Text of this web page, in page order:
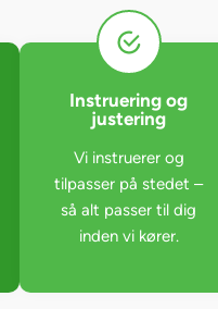
Instruering og
justering
Vi instruerer og
tilpasser på stedet –
så alt passer til dig
inden vi kører.